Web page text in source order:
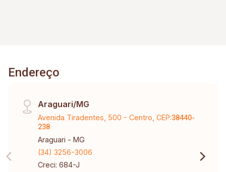
Endereço
Araguari/MG
Avenida Tiradentes, 500 - Centro, CEP:38440-
238
Araguari - MG
(34) 3256-3006
Creci: 684-J